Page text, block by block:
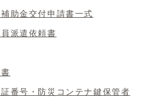
助金交付申請書一式
派遣依頼書
番号・防災コンテナ鍵保管者